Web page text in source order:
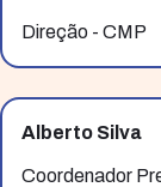
Direção - CMP
Alberto Silva
Coordenador